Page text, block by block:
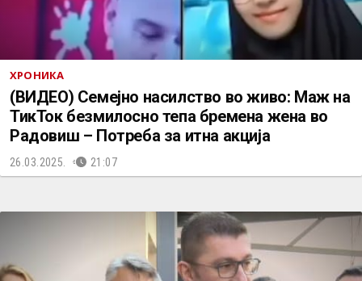
ХРОНИКА
(ВИДЕО) Семејно насилство во живо: Маж на
ТикТок безмилосно тепа бремена жена во
Радовиш – Потреба за итна акција
26.03.2025. 21:07